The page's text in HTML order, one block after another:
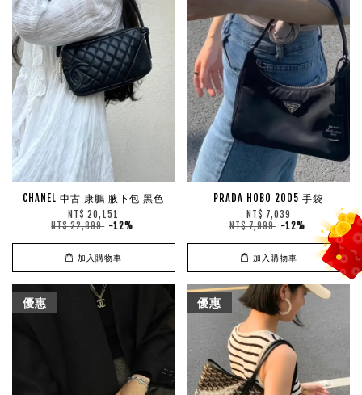
CHANEL 中古 康鵬 腋下包 黑色
NT$ 20,151
NT$ 22,899 -12%
加入購物車
PRADA HOBO 2005 手袋
NT$ 7,039
NT$ 7,999 -12%
加入購物車
優惠 優惠